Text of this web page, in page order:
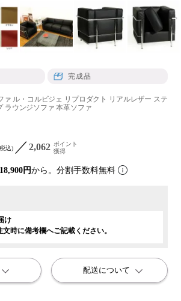
完成品
ァ ル・コルビジェ リプロダクト リアルレザー ステ
ラウンジソファ 本革ソファ
円から。分割手数料無料
税込 2,062 ポイント
獲得
け
時に備考欄へご記載ください。
配送について